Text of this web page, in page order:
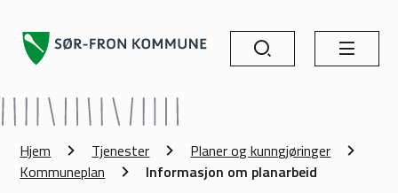
Søk Meny
Du er her:
Hjem Tjenester
Planer og kunngjøringer
Kommuneplan
Informasjon om planarbeid